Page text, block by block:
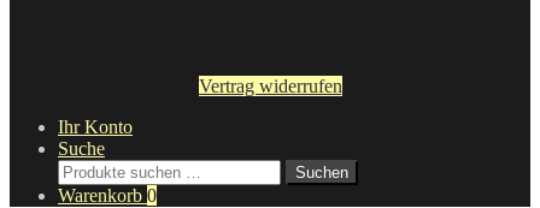
Vertrag widerrufen
Ihr Konto
Suche
Suche
nach:
Suchen
Warenkorb 0